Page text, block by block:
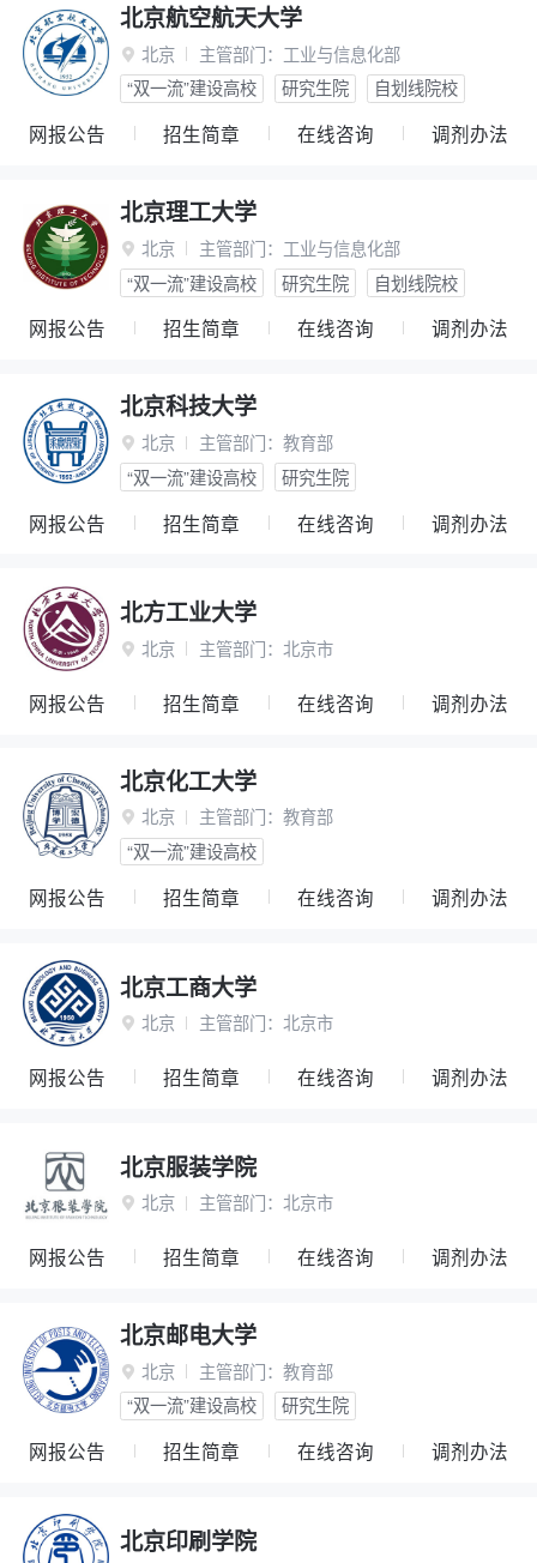
北京航空航天大学
 北京 主管部门： 工业与信息化部
“双一流”建设高校
研究生院 自划线院校
网报公告 招生简章 在线咨询 调剂办法
北京理工大学
 北京 主管部门： 工业与信息化部
“双一流”建设高校
研究生院 自划线院校
网报公告 招生简章 在线咨询 调剂办法
北京科技大学
 北京 主管部门： 教育部
“双一流”建设高校
研究生院
网报公告 招生简章 在线咨询 调剂办法
北方工业大学
 北京 主管部门： 北京市
网报公告 招生简章 在线咨询 调剂办法
北京化工大学
 北京 主管部门： 教育部
“双一流”建设高校
网报公告 招生简章 在线咨询 调剂办法
北京工商大学
 北京 主管部门： 北京市
网报公告 招生简章 在线咨询 调剂办法
北京服装学院
 北京 主管部门： 北京市
网报公告 招生简章 在线咨询 调剂办法
北京邮电大学
 北京 主管部门： 教育部
“双一流”建设高校
研究生院
网报公告 招生简章 在线咨询 调剂办法
北京印刷学院